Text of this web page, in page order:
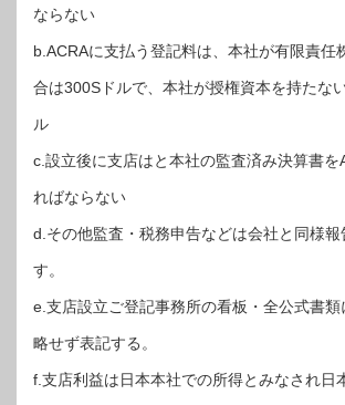
ならない
b.ACRAに支払う登記料は、本社が有限責任
合は300Sドルで、本社が授権資本を持たな
ル
c.設立後に支店はと本社の監査済み決算書を
ればならない
d.その他監査・税務申告などは会社と同様報
す。
e.支店設立ご登記事務所の看板・全公式書
略せず表記する。
f.支店利益は日本本社での所得とみなされ日